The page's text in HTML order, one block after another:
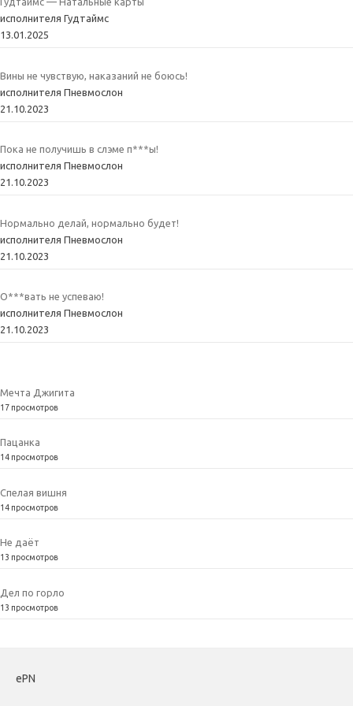
исполнителя Гудтаймс
13.01.2025
Вины не чувствую, наказаний не боюсь!
исполнителя Пневмослон
21.10.2023
Пока не получишь в слэме п***ы!
исполнителя Пневмослон
21.10.2023
Нормально делай, нормально будет!
исполнителя Пневмослон
21.10.2023
О***вать не успеваю!
исполнителя Пневмослон
21.10.2023
Мечта Джигита
17 просмотров
Пацанка
14 просмотров
Спелая вишня
14 просмотров
Не даёт
13 просмотров
Дел по горло
13 просмотров
ePN